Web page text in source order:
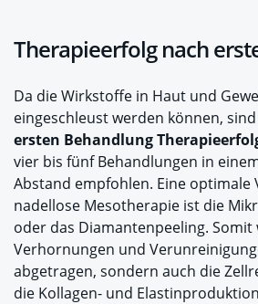
Therapieerfolg nach
Da die Wirkstoffe in Haut und
eingeschleust werden können, sind
ersten Behandlung
vier bis fünf Behandlungen in
Abstand empfohlen. Eine
nadellose Mesotherapie ist die
oder das Diamantenpeeling.
Verhornungen und
abgetragen, sondern auch die
die Kollagen- und